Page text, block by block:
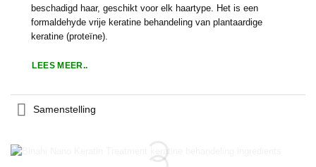
beschadigd haar, geschikt voor elk haartype. Het is een
formaldehyde vrije keratine behandeling van plantaardige
keratine (proteïne).
LEES MEER..
Samenstelling